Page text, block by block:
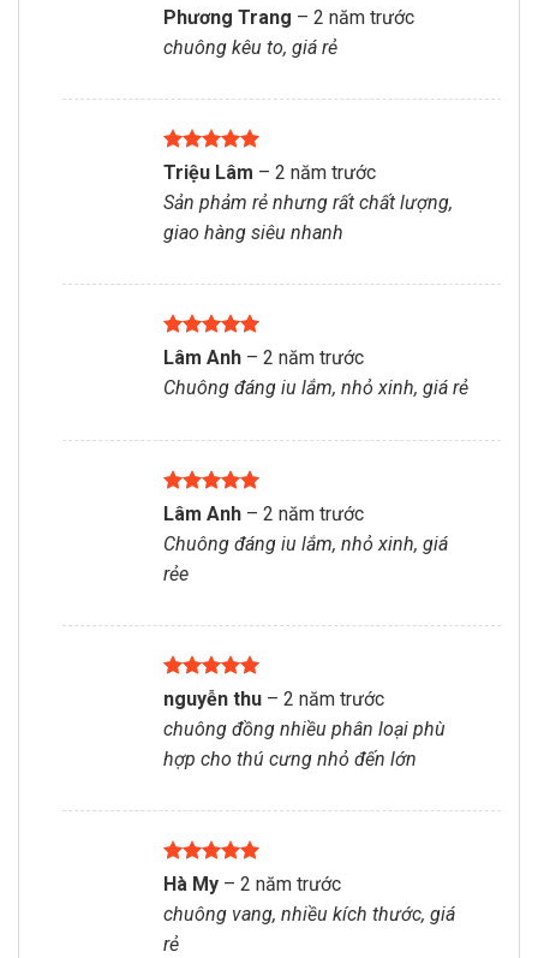
Được xếp
hạng55
sao
Phương Trang – 2 năm trước
chuông kêu to, giá rẻ
Được xếp
hạng
sao
Triệu Lâm – 2 năm trước
Sản phảm rẻ nhưng rất chất lượng,
giao hàng siêu nhanh
Được xếp
sao
Lâm Anh – 2 năm trước
Chuông đáng iu lắm, nhỏ xinh, giá rẻ
Được xếp
sao
Lâm Anh – 2 năm trước
Chuông đáng iu lắm, nhỏ xinh, giá
rẻe
Được xếp
hạng 5
sao
nguyễn thu – 2 năm trước
chuông đồng nhiều phân loại phù
hợp cho thú cưng nhỏ đến lớn
Được xếp
5
sao
Hà My – 2 năm trước
chuông vang, nhiều kích thước, giá
rẻ